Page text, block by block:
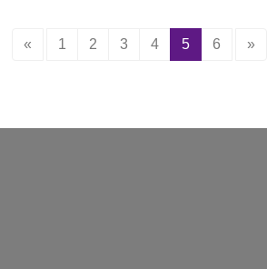
« 1 2 3 4 5(current)
6 »